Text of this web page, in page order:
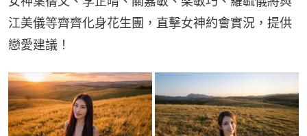
江美儀等齊齊化身花生團，直擊女神約會實況，提供
戀愛建議！